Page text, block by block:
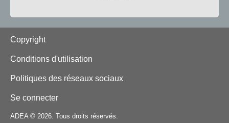
Footer
Copyright
Conditions d'utilisation
Politiques des réseaux sociaux
Se connecter
ADEA © 2026. Tous droits réservés.